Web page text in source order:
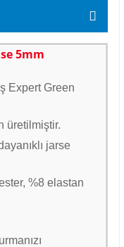
5mm
Expert Green
üretilmiştir.
jarse
%8 elastan